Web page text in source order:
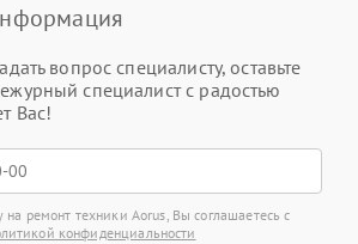
вопрос специалисту, оставьте
специалист с радостью
Вас!
на ремонт техники Aorus, Вы соглашаетесь с
конфиденциальности